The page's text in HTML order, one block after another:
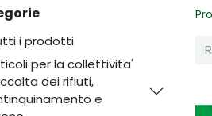
i prodotti
per la collettivita'
dei rifiuti,
e